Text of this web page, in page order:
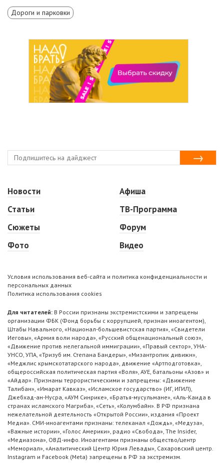
Дороги и парковки
Новости
Статьи
Сюжеты
Фото
Афиша
ТВ-Программа
Форум
Видео
Условия использования веб-сайта и политика конфиденциальности и
персональных данных
Политика использования cookies
Для читателей: В России признаны экстремистскими и запрещены
организации ФБК (Фонд борьбы с коррупцией, признан иноагентом),
Штабы Навального, «Национал-большевистская партия», «Свидетели
Иеговы», «Армия воли народа», «Русский общенациональный союз»,
«Движение против нелегальной иммиграции», «Правый сектор», УНА-
УНСО, УПА, «Тризуб им. Степана Бандеры», «Мизантропик дивижн»,
«Меджлис крымскотатарского народа», движение «Артподготовка»,
общероссийская политическая партия «Воля», АУЕ, батальоны «Азов» и
«Айдар». Признаны террористическими и запрещены: «Движение
Талибан», «Имарат Кавказ», «Исламское государство» (ИГ, ИГИЛ),
Джебхад-ан-Нусра, «АУМ Синрике», «Братья-мусульмане», «Аль-Каида в
странах исламского Магриба», «Сеть», «Колумбайн». В РФ признана
нежелательной деятельность «Открытой России», издания «Проект
Медиа». СМИ-иноагентами признаны: телеканал «Дождь», «Медуза»,
«Важные истории», «Голос Америки», радио «Свобода», The Insider,
«Медиазона», ОВД-инфо. Иноагентами признаны общество/центр
«Мемориал», «Аналитический Центр Юрия Левады», Сахаровский центр.
Instagram и Facebook (Metа) запрещены в РФ за экстремизм.